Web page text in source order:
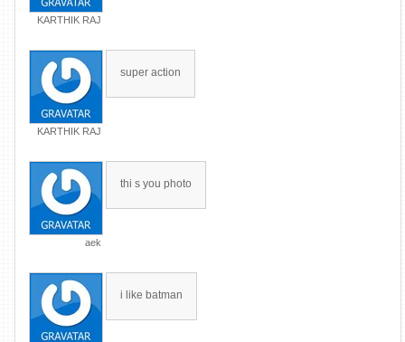
KARTHIK RAJ
KARTHIK RAJ
super action
aek
thi s you photo
i like batman